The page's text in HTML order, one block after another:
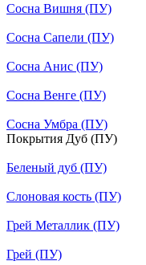
Сосна Вишня (ПУ)
Сосна Сапели (ПУ)
Сосна Анис (ПУ)
Сосна Венге (ПУ)
Сосна Умбра (ПУ)
Покрытия Дуб (ПУ)
Беленый дуб (ПУ)
Слоновая кость (ПУ)
Грей Металлик (ПУ)
Грей (ПУ)